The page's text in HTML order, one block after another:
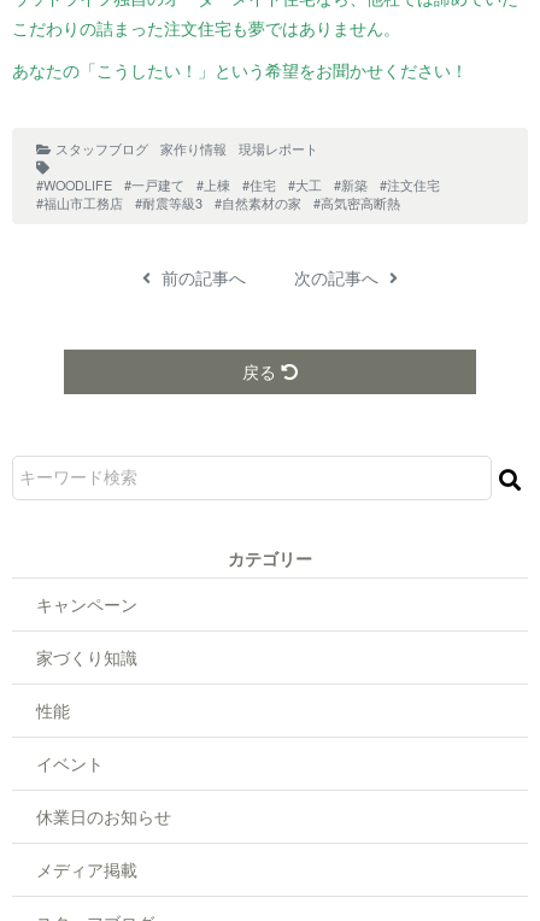
こだわりの詰まった注文住宅も夢ではありません。
あなたの「こうしたい！」という希望をお聞かせください！
スタッフブログ 家作り情報
現場レポート
#WOODLIFE
#一戸建て #上棟 #住宅 #大工 #新築
#注文住宅
#福山市工務店
#耐震等級3 #自然素材の家 #高気密高断熱
前の記事へ 次の記事へ
戻る
カテゴリー
キャンペーン
家づくり知識
性能
イベント
休業日のお知らせ
メディア掲載